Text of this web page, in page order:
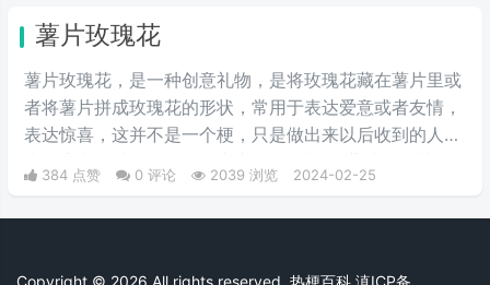
薯片玫瑰花
薯片玫瑰花，是一种创意礼物，是将玫瑰花藏在薯片里或
者将薯片拼成玫瑰花的形状，常用于表达爱意或者友情，
表达惊喜，这并不是一个梗，只是做出来以后收到的人常
常会惊喜而感动，只因抖音上很多人都将“薯片玫瑰花”做
出来送给自己喜爱的人，因此受到人们的争相模仿。
384 点赞 0 评论 2039 浏览 2024-02-25
Copyright © 2026 All rights reserved. 热梗百科 滇ICP备